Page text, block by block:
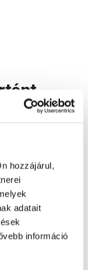
hozzájárul,
adatait
információ